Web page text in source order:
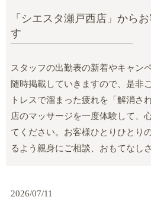
「シエスタ瀬戸西店」から
す
スタッフの出勤表の新着やキャン
随時掲載していきますので、是非
トレスで溜まった疲れを「解消さ
店のマッサージを一度体験して、
てください。お客様ひとりひとり
るよう親身にご相談、おもてなし
2026/07/11